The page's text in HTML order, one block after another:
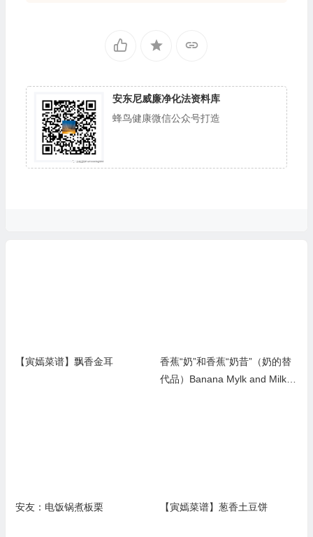
安东尼威廉净化法资料库
蜂鸟健康微信公众号打造
【寅嫣菜谱】飘香金耳
香蕉“奶”和香蕉“奶昔”（奶的替
代品）Banana Mylk and Milksh
安友：电饭锅煮板栗 【寅嫣菜谱】葱香土豆饼